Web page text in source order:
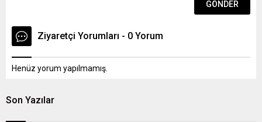
Ziyaretçi Yorumları - 0 Yorum
Henüz yorum yapılmamış.
Son Yazılar